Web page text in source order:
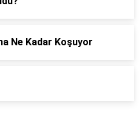
Ne Kadar Koşuyor